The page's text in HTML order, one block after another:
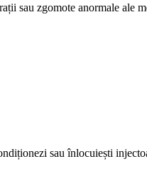
sau zgomote anormale ale
sau înlocuiești